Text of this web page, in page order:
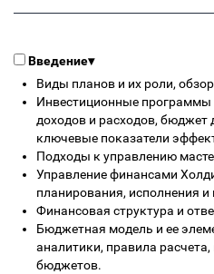
Введение▾
Виды планов и их роли,
Инвестиционные
доходов и расходов, бюджет
ключевые показатели
Подходы к управлению
Управление финансами
планирования, исполнения и
Финансовая структура и
Бюджетная модель и ее
аналитики, правила
бюджетов.